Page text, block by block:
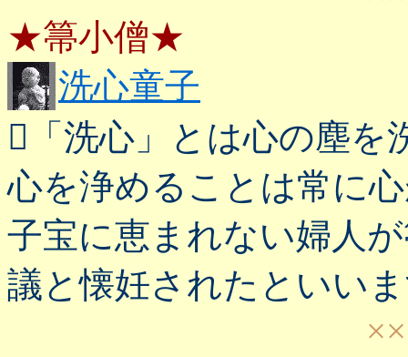
★箒小僧★
洗心童子
「洗心」とは心の塵を
心を浄めることは常に
子宝に恵まれない婦人
議と懐妊されたといい